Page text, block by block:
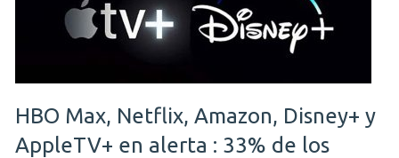
HBO Max, Netflix, Amazon, Disney+ y
AppleTV+ en alerta : 33% de los